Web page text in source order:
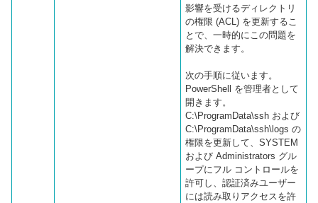
影響を受けるディレクトリ
の権限 (ACL) を更新するこ
とで、一時的にこの問題を
解決できます。
次の手順に従います。
PowerShell を管理者として
開きます。
C:\ProgramData\ssh および
C:\ProgramData\ssh\logs の
権限を更新して、SYSTEM
および Administrators グル
ープにフル コントロールを
許可し、認証済みユーザー
には読み取りアクセスを許